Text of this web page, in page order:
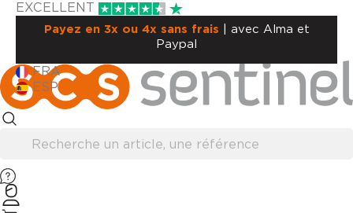
EXCELLENT
Payez en 3x ou 4x sans frais | avec Alma et
Paypal
FRA
ESP